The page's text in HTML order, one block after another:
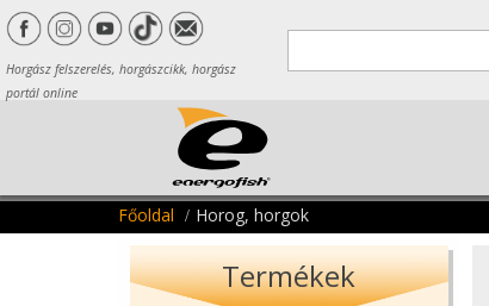
Horgász felszerelés, horgászcikk, horgász
portál online
Főoldal Horog, horgok
Termékek